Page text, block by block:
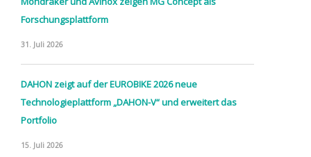
Forschungsplattform
31. Juli 2026
DAHON zeigt auf der EUROBIKE 2026 neue
Technologieplattform „DAHON-V“ und erweitert das
Portfolio
15. Juli 2026